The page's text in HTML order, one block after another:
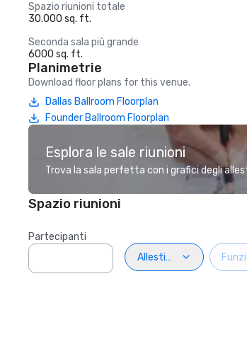
Spazio riunioni totale
30.000 sq. ft.
Seconda sala più grande
6000 sq. ft.
Planimetrie
Download floor plans for this venue.
Dallas Ballroom Floorplan
Founder Ballroom Floorplan
Esplora le sale riunioni
Trova la sala perfetta con i grafici degli
Spazio riunioni
Partecipanti
Allestimento